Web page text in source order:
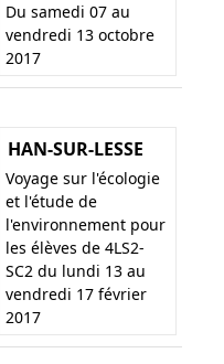
Du samedi 07 au
vendredi 13 octobre
2017
HAN-SUR-LESSE
Voyage sur l'écologie
et l'étude de
l'environnement pour
les élèves de 4LS2-
SC2 du lundi 13 au
vendredi 17 février
2017